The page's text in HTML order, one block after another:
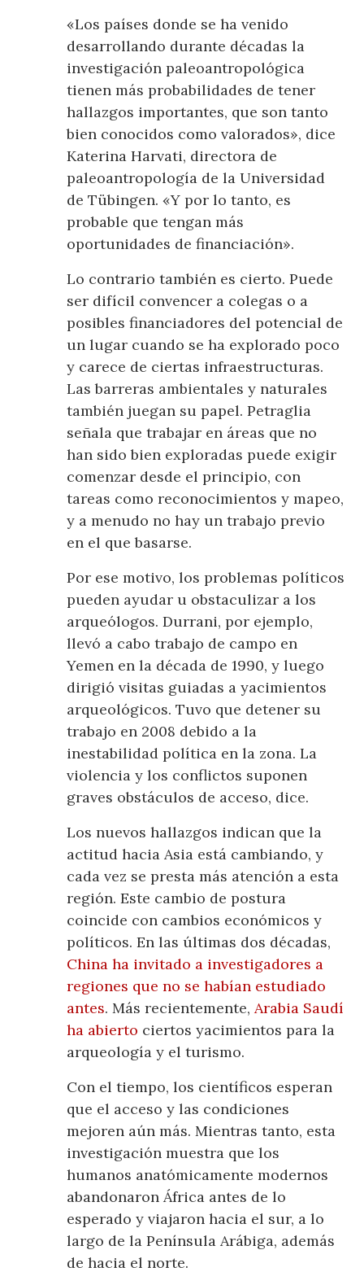
«Los países donde se ha venido
desarrollando durante décadas la
investigación paleoantropológica
tienen más probabilidades de tener
hallazgos importantes, que son tanto
bien conocidos como valorados», dice
Katerina Harvati, directora de
paleoantropología de la Universidad
de Tübingen. «Y por lo tanto, es
probable que tengan más
oportunidades de financiación».
Lo contrario también es cierto. Puede
ser difícil convencer a colegas o a
posibles financiadores del potencial de
un lugar cuando se ha explorado poco
y carece de ciertas infraestructuras.
Las barreras ambientales y naturales
también juegan su papel. Petraglia
señala que trabajar en áreas que no
han sido bien exploradas puede exigir
comenzar desde el principio, con
tareas como reconocimientos y mapeo,
y a menudo no hay un trabajo previo
en el que basarse.
Por ese motivo, los problemas políticos
pueden ayudar u obstaculizar a los
arqueólogos. Durrani, por ejemplo,
llevó a cabo trabajo de campo en
Yemen en la década de 1990, y luego
dirigió visitas guiadas a yacimientos
arqueológicos. Tuvo que detener su
trabajo en 2008 debido a la
inestabilidad política en la zona. La
violencia y los conflictos suponen
graves obstáculos de acceso, dice.
Los nuevos hallazgos indican que la
actitud hacia Asia está cambiando, y
cada vez se presta más atención a esta
región. Este cambio de postura
coincide con cambios económicos y
políticos. En las últimas dos décadas,
China ha invitado a investigadores a
regiones que no se habían estudiado
antes. Más recientemente,Arabia Saudí
ha abierto ciertos yacimientos para la
arqueología y el turismo.
Con el tiempo, los científicos esperan
que el acceso y las condiciones
mejoren aún más. Mientras tanto, esta
investigación muestra que los
humanos anatómicamente modernos
abandonaron África antes de lo
esperado y viajaron hacia el sur, a lo
largo de la Península Arábiga, además
de hacia el norte.